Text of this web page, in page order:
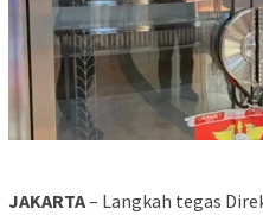
JAKARTA– Langkah tegas